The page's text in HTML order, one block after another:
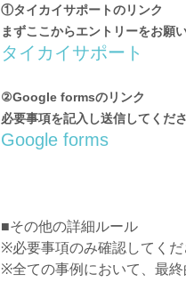
①タイカイサポートのリンク
まずここからエントリーをお願い
タイカイサポート
②Google formsのリンク
必要事項を記入し送信してくださ
Google forms
■その他の詳細ルール
※必要事項のみ確認してくだ
※全ての事例において、最終